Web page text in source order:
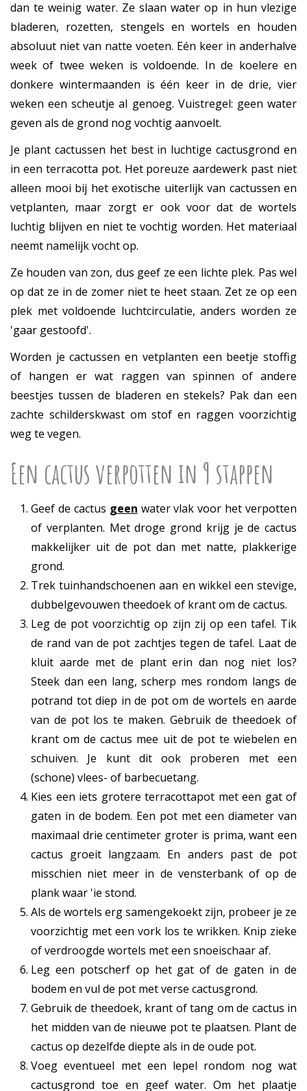
dan te weinig water. Ze slaan water op in hun vlezige
bladeren, rozetten, stengels en wortels en houden
absoluut niet van natte voeten. Eén keer in anderhalve
week of twee weken is voldoende. In de koelere en
donkere wintermaanden is één keer in de drie, vier
weken een scheutje al genoeg. Vuistregel: geen water
geven als de grond nog vochtig aanvoelt.
Je plant cactussen het best in luchtige cactusgrond en
in een terracotta pot. Het poreuze aardewerk past niet
alleen mooi bij het exotische uiterlijk van cactussen en
vetplanten, maar zorgt er ook voor dat de wortels
luchtig blijven en niet te vochtig worden. Het materiaal
neemt namelijk vocht op.
Ze houden van zon, dus geef ze een lichte plek. Pas wel
op dat ze in de zomer niet te heet staan. Zet ze op een
plek met voldoende luchtcirculatie, anders worden ze
'gaar gestoofd'.
Worden je cactussen en vetplanten een beetje stoffig
of hangen er wat raggen van spinnen of andere
beestjes tussen de bladeren en stekels? Pak dan een
zachte schilderskwast om stof en raggen voorzichtig
weg te vegen.
Een cactus verpotten in 9 stappen
Geef de cactus geen water vlak voor het verpotten
of verplanten. Met droge grond krijg je de cactus
makkelijker uit de pot dan met natte, plakkerige
grond.
Trek tuinhandschoenen aan en wikkel een stevige,
dubbelgevouwen theedoek of krant om de cactus.
Leg de pot voorzichtig op zijn zij op een tafel. Tik
de rand van de pot zachtjes tegen de tafel. Laat de
kluit aarde met de plant erin dan nog niet los?
Steek dan een lang, scherp mes rondom langs de
potrand tot diep in de pot om de wortels en aarde
van de pot los te maken. Gebruik de theedoek of
krant om de cactus mee uit de pot te wiebelen en
schuiven. Je kunt dit ook proberen met een
(schone) vlees- of barbecuetang.
Kies een iets grotere terracottapot met een gat of
gaten in de bodem. Een pot met een diameter van
maximaal drie centimeter groter is prima, want een
cactus groeit langzaam. En anders past de pot
misschien niet meer in de vensterbank of op de
plank waar 'ie stond.
Als de wortels erg samengekoekt zijn, probeer je ze
voorzichtig met een vork los te wrikken. Knip zieke
of verdroogde wortels met een snoeischaar af.
Leg een potscherf op het gat of de gaten in de
bodem en vul de pot met verse cactusgrond.
Gebruik de theedoek, krant of tang om de cactus in
het midden van de nieuwe pot te plaatsen. Plant de
cactus op dezelfde diepte als in de oude pot.
Voeg eventueel met een lepel rondom nog wat
cactusgrond toe en geef water. Om het plaatje